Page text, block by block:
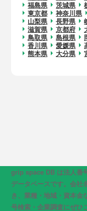
福島県
茨城県
東京都
神奈川県
山梨県
長野県
滋賀県
京都府
鳥取県
島根県
香川県
愛媛県
熊本県
大分県
grip space DB は法人番
データベースです。会社
き、業種・地域・資本金
号検索・企業調査にぜひ